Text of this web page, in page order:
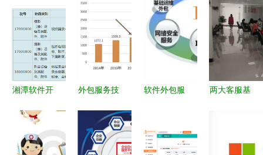
湘潭软件开
析 小程
序、公众
外包服务技
变革 2022
年软件外包
软件外包服
势与预测
两大客服基
模全面升